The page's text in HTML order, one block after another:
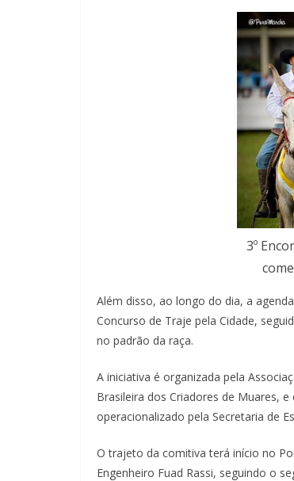
3º
Além disso, ao longo do dia, a
Concurso de Traje pela Cidade,
no padrão da raça.
A iniciativa é organizada pela
Brasileira dos Criadores de Muares,
operacionalizado pela Secretaria de
O trajeto da comitiva terá início no
Engenheiro Fuad Rassi, seguindo o